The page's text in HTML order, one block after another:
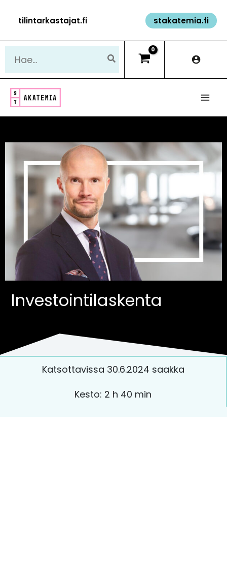
sisältöön
tilintarkastajat.fi stakatemia.fi
Investointilaskenta
Katsottavissa 30.6.2024 saakka
Kesto: 2 h 40 min